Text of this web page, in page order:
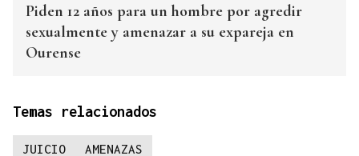
Piden 12 años para un hombre por agredir
sexualmente y amenazar a su expareja en
Ourense
Temas relacionados
JUICIO AMENAZAS